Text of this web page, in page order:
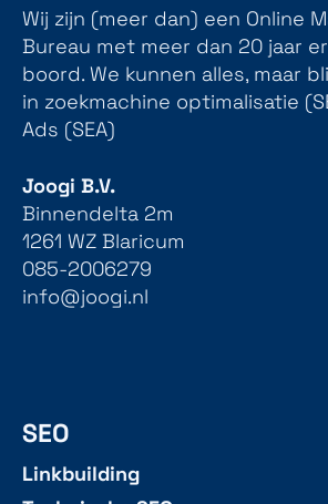
Wij zijn (meer dan) een Online
Bureau met meer dan 20 jaar
boord. We kunnen alles, maar
in zoekmachine optimalisatie
Ads (SEA)
Joogi B.V.
Binnendelta 2m
1261 WZ Blaricum
085-2006279
info@joogi.nl
SEO
Linkbuilding